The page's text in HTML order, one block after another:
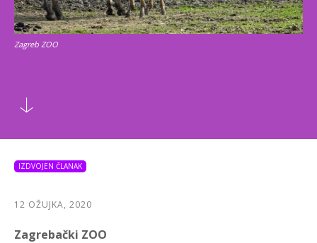
Zagreb ZOO
IZDVOJEN ČLANAK
12 OŽUJKA, 2020
Zagrebački ZOO